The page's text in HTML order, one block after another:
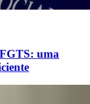
uma